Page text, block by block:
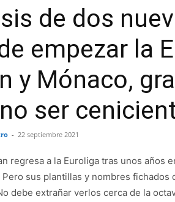
de dos
empezar la
y Mónaco,
ser
- 22 septiembre 2021
regresa a la Euroliga tras unos años
sus plantillas y nombres fichados
debe extrañar verlos cerca de la